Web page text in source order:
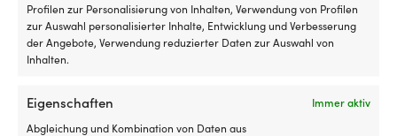
Profilen zur Personalisierung von Inhalten, Verwendung von Profilen
zur Auswahl personalisierter Inhalte, Entwicklung und Verbesserung
der Angebote, Verwendung reduzierter Daten zur Auswahl von
Inhalten.
Eigenschaften
Immer aktiv
Abgleichung und Kombination von Daten aus